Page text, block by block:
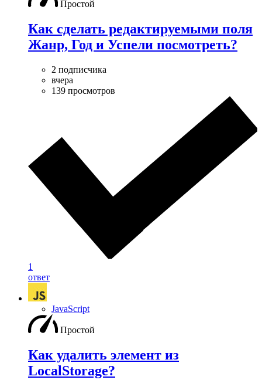
Простой
Как сделать редактируемыми поля
Жанр, Год и Успели посмотреть?
2 подписчика
вчера
139 просмотров
1
ответ
JavaScript
Простой
Как удалить элемент из
LocalStorage?